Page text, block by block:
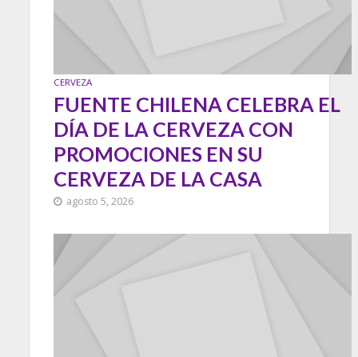
CERVEZA
FUENTE CHILENA CELEBRA EL
DÍA DE LA CERVEZA CON
PROMOCIONES EN SU
CERVEZA DE LA CASA
agosto 5, 2026